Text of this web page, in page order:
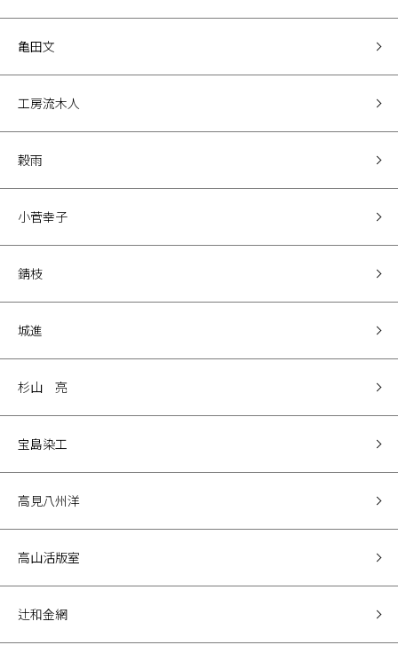
亀田文
工房流木人
穀雨
小菅幸子
錆枝
城進
杉山 亮
宝島染工
高見八州洋
高山活版室
辻和金網